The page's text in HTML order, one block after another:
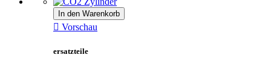
In den Warenkorb
 Vorschau
ersatzteile